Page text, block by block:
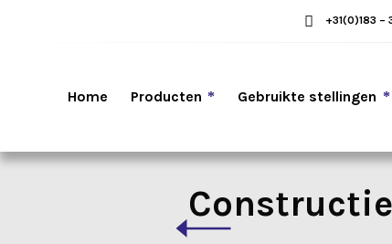
+31(0)183 –
Home Producten Gebruikte stellingen